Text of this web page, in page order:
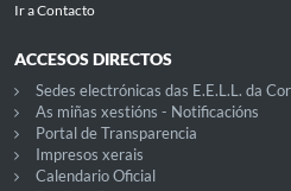
Ir a Contacto
ACCESOS DIRECTOS
Sedes electrónicas das E.E.L.L. da
As miñas xestións - Notificacións
Portal de Transparencia
Impresos xerais
Calendario Oficial